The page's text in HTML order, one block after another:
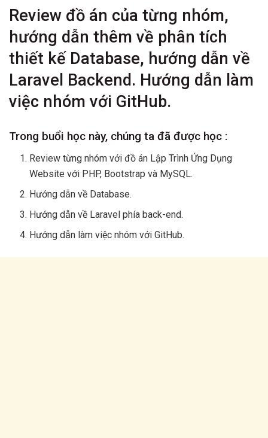
Review đồ án của từng nhóm,
hướng dẫn thêm về phân tích
thiết kế Database, hướng dẫn về
Laravel Backend. Hướng dẫn làm
việc nhóm với GitHub.
Trong buổi học này, chúng ta đã được học :
Review từng nhóm với đồ án Lập Trình Ứng Dụng
Website với PHP, Bootstrap và MySQL.
Hướng dẫn về Database.
Hướng dẫn về Laravel phía back-end.
Hướng dẫn làm việc nhóm với GitHub.